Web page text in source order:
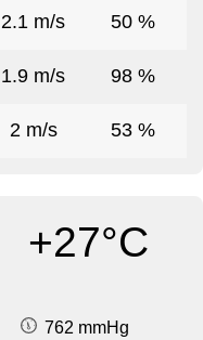
2.1 m/s 50 %
1.9 m/s 98 %
2 m/s 53 %
+27°C
762 mmHg